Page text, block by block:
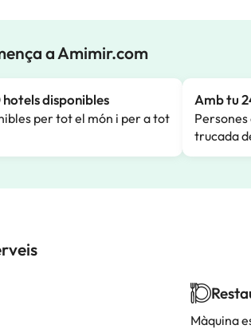
a Amimir.com
disponibles
per tot el món i per a tot
Amb tu
trucada
Màquina